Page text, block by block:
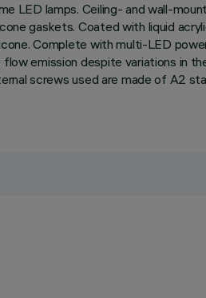
LED lamps. Ceiling- and wall-
gaskets. Coated with liquid
Complete with multi-LED
emission despite variations in
screws used are made of A2